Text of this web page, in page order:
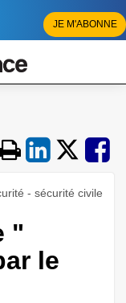
JE M'ABONNE
- sécurité civile
"
le